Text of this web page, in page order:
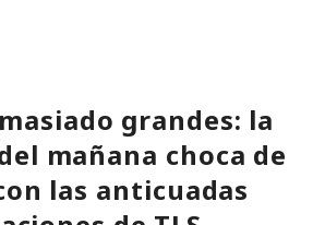
y los datos comprometidos deben
grandes: la
mañana choca de
las anticuadas